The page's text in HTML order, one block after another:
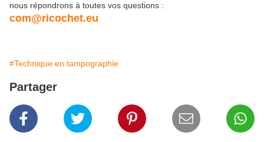
nous répondrons à toutes vos questions :
com@ricochet.eu
#Technique en tampographie
Partager